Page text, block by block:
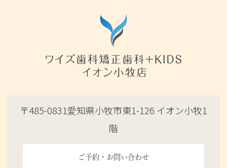
〒485-0831愛知県小牧市東1-126 イオン小牧1
階
ご予約・お問い合わせ